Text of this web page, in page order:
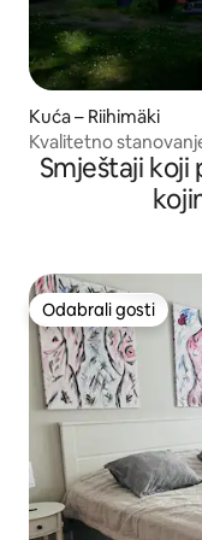
Kuća – Riihimäki
Kvalitetno
Smještaji koji
Odabrali gosti
Odabrali gosti